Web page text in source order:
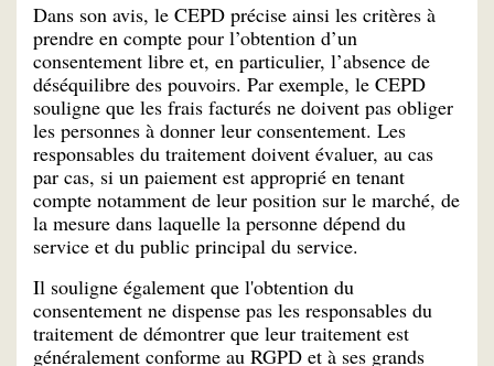
Dans son avis, le CEPD précise ainsi les critères à
prendre en compte pour l’obtention d’un
consentement libre et, en particulier, l’absence de
déséquilibre des pouvoirs. Par exemple, le CEPD
souligne que les frais facturés ne doivent pas obliger
les personnes à donner leur consentement. Les
responsables du traitement doivent évaluer, au cas
par cas, si un paiement est approprié en tenant
compte notamment de leur position sur le marché, de
la mesure dans laquelle la personne dépend du
service et du public principal du service.
Il souligne également que l'obtention du
consentement ne dispense pas les responsables du
traitement de démontrer que leur traitement est
généralement conforme au RGPD et à ses grands